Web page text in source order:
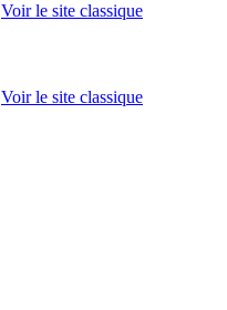
Voir le site classique
Voir le site classique